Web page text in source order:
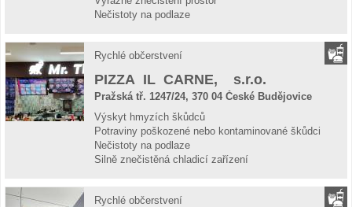
Nečistoty na podlaze
Rychlé občerstvení
PIZZA IL CARNE, s.r.o.
Pražská tř. 1247/24, 370 04 České Budějovice
Výskyt hmyzích škůdců
Potraviny poškozené nebo kontaminované škůdci
Nečistoty na podlaze
Silně znečistěná chladicí zařízení
Rychlé občerstvení